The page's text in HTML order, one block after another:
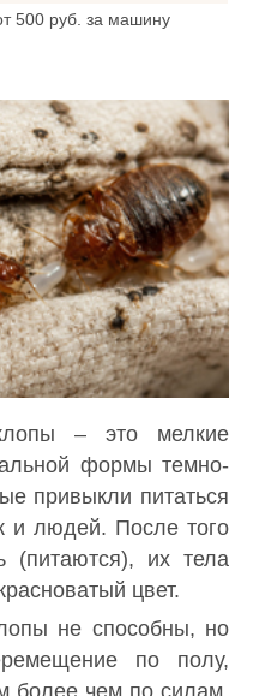
500 руб. за машину
– это мелкие
формы темно-
привыкли питаться
и людей. После того
(питаются), их тела
цвет.
не способны, но
по полу,